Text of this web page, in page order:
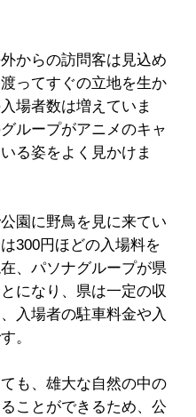
からの訪問客は見込め
ってすぐの立地を生か
場者数は増えていま
ループがアニメのキャ
る姿をよく見かけま
園に野鳥を見に来てい
300円ほどの入場料を
、パソナグループが県
になり、県は一定の収
入場者の駐車料金や入
。
も、雄大な自然の中の
ことができるため、公